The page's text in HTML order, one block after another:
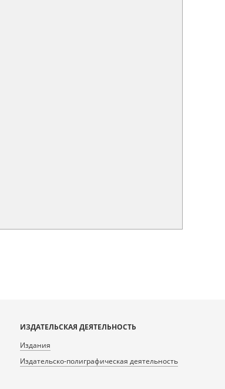
ИЗДАТЕЛЬСКАЯ ДЕЯТЕЛЬНОСТЬ
Издания
Издательско-полиграфическая деятельность